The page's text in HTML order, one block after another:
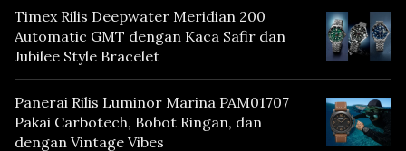
Timex Rilis Deepwater Meridian 200
Automatic GMT dengan Kaca Safir dan
Jubilee Style Bracelet
Panerai Rilis Luminor Marina PAM01707
Pakai Carbotech, Bobot Ringan, dan
dengan Vintage Vibes